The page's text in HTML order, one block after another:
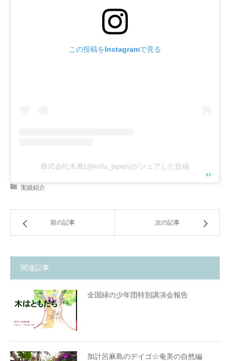
この投稿をInstagramで見る
株式会社木風(@kofu_japan)がシェアした投稿
実績紹介
前の記事 次の記事
関連記事
全国緑の少年団特別講演会報告
加計呂麻島のデイゴ☆奄美の自然編